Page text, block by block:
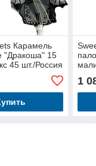
Карамель
"Дракоша" 15
45 шт./Россия
шт./
1